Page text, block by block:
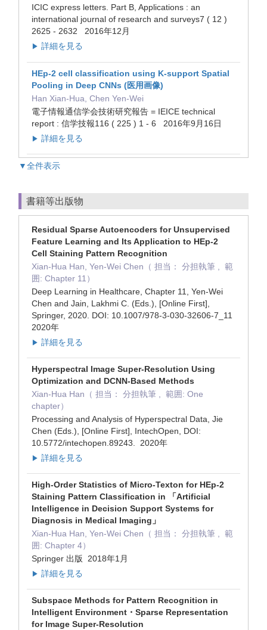
ICIC express letters. Part B, Applications : an
international journal of research and surveys7 ( 12 )
2625 - 2632 2016年12月
▶ 詳細を見る
HEp-2 cell classification using K-support Spatial
Pooling in Deep CNNs (医用画像)
Han Xian-Hua, Chen Yen-Wei
電子情報通信学会技術研究報告 = IEICE technical
report : 信学技報116 ( 225 ) 1 - 6 2016年9月16日
▶ 詳細を見る
▼全件表示
書籍等出版物
Residual Sparse Autoencoders for Unsupervised
Feature Learning and Its Application to HEp-2
Cell Staining Pattern Recognition
Xian-Hua Han, Yen-Wei Chen（ 担当： 分担執筆 , 範
囲: Chapter 11）
Deep Learning in Healthcare, Chapter 11, Yen-Wei
Chen and Jain, Lakhmi C. (Eds.), [Online First],
Springer, 2020. DOI: 10.1007/978-3-030-32606-7_11
2020年
▶ 詳細を見る
Hyperspectral Image Super-Resolution Using
Optimization and DCNN-Based Methods
Xian-Hua Han（ 担当： 分担執筆 , 範囲: One
chapter）
Processing and Analysis of Hyperspectral Data, Jie
Chen (Eds.), [Online First], IntechOpen, DOI:
10.5772/intechopen.89243. 2020年
▶ 詳細を見る
High-Order Statistics of Micro-Texton for HEp-2
Staining Pattern Classification in 「Artificial
Intelligence in Decision Support Systems for
Diagnosis in Medical Imaging」
Xian-Hua Han, Yen-Wei Chen（ 担当： 分担執筆 , 範
囲: Chapter 4）
Springer 出版 2018年1月
▶ 詳細を見る
Subspace Methods for Pattern Recognition in
Intelligent Environment・Sparse Representation
for Image Super-Resolution